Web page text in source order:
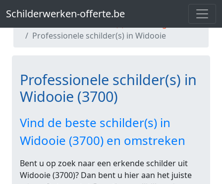
Schilderwerken-offerte.be
Schilderwerken-offerte.be
Professionele schilder(s) in Widooie
Professionele schilder(s) in
Widooie (3700)
Vind de beste schilder(s) in
Widooie (3700) en omstreken
Bent u op zoek naar een erkende schilder uit
Widooie (3700)? Dan bent u hier aan het juiste